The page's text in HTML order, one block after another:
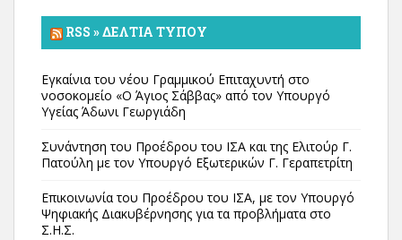
RSS » ΔΕΛΤΊΑ ΤΎΠΟΥ
Εγκαίνια του νέου Γραμμικού Επιταχυντή στο
νοσοκομείο «Ο Άγιος Σάββας» από τον Υπουργό
Υγείας Άδωνι Γεωργιάδη
Συνάντηση του Προέδρου του ΙΣΑ και της Ελιτούρ Γ.
Πατούλη με τον Υπουργό Εξωτερικών Γ. Γεραπετρίτη
Επικοινωνία του Προέδρου του ΙΣΑ, με τον Υπουργό
Ψηφιακής Διακυβέρνησης για τα προβλήματα στο
Σ.Η.Σ.